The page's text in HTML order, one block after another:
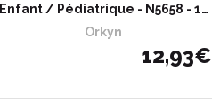
Enfant / Pédiatrique - N5658 - 1…
Orkyn
12,93€